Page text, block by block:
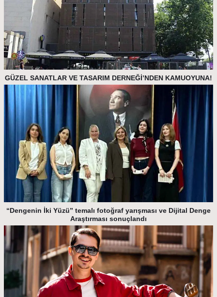
GÜZEL SANATLAR VE TASARIM DERNEĞİ’NDEN KAMUOYUNA!
“Dengenin İki Yüzü” temalı fotoğraf yarışması ve Dijital Denge
Araştırması sonuçlandı